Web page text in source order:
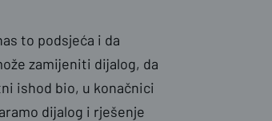
to podsjeća i da
zamijeniti dijalog, da
ishod bio, u konačnici
dijalog i rješenje